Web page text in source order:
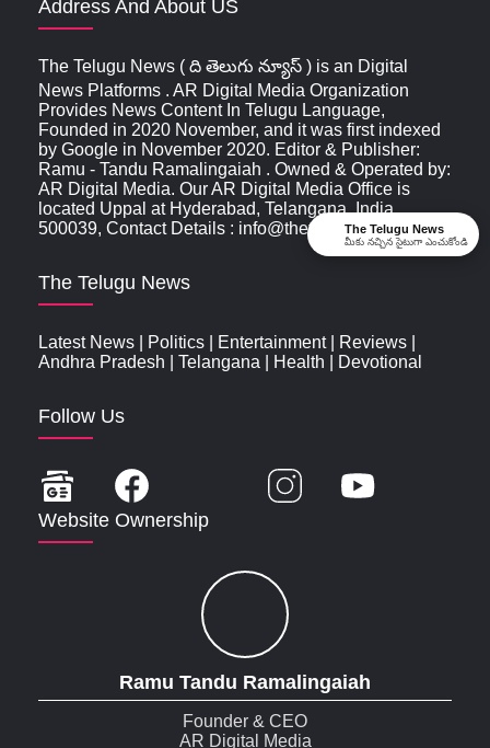
Address And About US
The Telugu News ( ది తెలుగు న్యూస్‌ ) is an Digital
News Platforms . AR Digital Media Organization
Provides News Content In Telugu Language,
Founded in 2020 November, and it was first indexed
by Google in November 2020. Editor & Publisher:
Ramu - Tandu Ramalingaiah . Owned & Operated by:
AR Digital Media. Our AR Digital Media Office is
located Uppal at Hyderabad, Telangana, India ,
500039, Contact Details : info@thetelugunews.com
The Telugu News
Latest News Politics Entertainment| Reviews
Andhra Pradesh
Telangana Health Devotional
Follow Us
Website Ownership
Ramu Tandu Ramalingaiah
Founder & CEO
AR Digital Media
The Telugu News
మీకు నచ్చిన సైటుగా ఎంచుకోండి